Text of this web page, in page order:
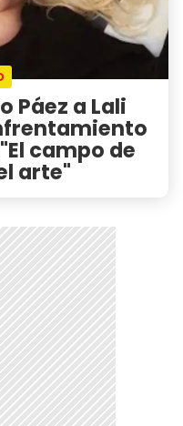
Páez a Lali
campo de
arte"